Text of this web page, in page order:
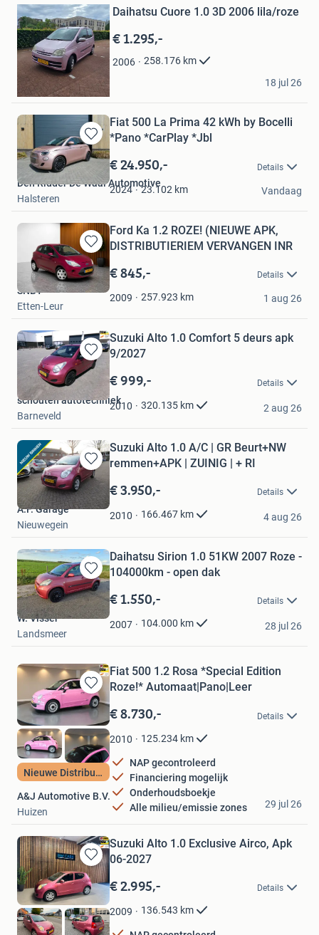
Mijn
Favorieten
Daihatsu Cuore 1.0 3D 2006 lila/roze
€ 1.295,-
2006 258.176 km
remco
Epe
18 jul 26
Bewaren
in
Favorieten
Fiat 500 La Prima 42 kWh by Bocelli
*Pano *CarPlay *Jbl
€ 24.950,- Details
2024 23.102 km
Den Ridder De Waal Automotive
Halsteren
Vandaag
Bewaren
in
Mijn
Favorieten
Ford Ka 1.2 ROZE! (NIEUWE APK,
DISTRIBUTIERIEM VERVANGEN INR
€ 845,- Details
2009 257.923 km
SNBT
Etten-Leur
1 aug 26
Bewaren
in
Mijn
Favorieten
Suzuki Alto 1.0 Comfort 5 deurs apk
9/2027
€ 999,- Details
2010 320.135 km
schouten autotechniek
Barneveld
2 aug 26
Bewaren
in
Mijn
Favorieten
Suzuki Alto 1.0 A/C | GR Beurt+NW
remmen+APK | ZUINIG | + RI
€ 3.950,- Details
2010 166.467 km
A.F. Garage
Nieuwegein
4 aug 26
Bewaren
in
Mijn
Favorieten
Daihatsu Sirion 1.0 51KW 2007 Roze -
104000km - open dak
€ 1.550,- Details
2007 104.000 km
W. Visser
Landsmeer
28 jul 26
Bewaren
in
Mijn
Favorieten
Nieuwe Distributie
Fiat 500 1.2 Rosa *Special Edition
Roze!* Automaat|Pano|Leer
€ 8.730,- Details
2010 125.234 km
NAP gecontroleerd
Financiering mogelijk
Onderhoudsboekje
Alle milieu/emissie zones
A&J Automotive B.V.
Huizen
29 jul 26
Bewaren
in
Mijn
Favorieten
Suzuki Alto 1.0 Exclusive Airco, Apk
06-2027
€ 2.995,- Details
2009 136.543 km